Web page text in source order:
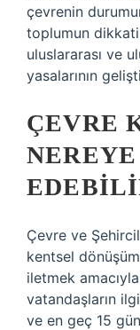
çevrenin
toplumun
uluslararası ve
yasalarının
ÇEVRE
Çevre ve
kentsel
iletmek
vatandaşların
ve en geç 15